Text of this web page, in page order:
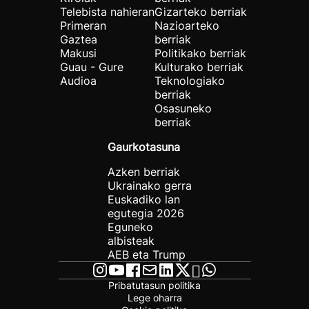
Telebista nahieran
Primeran
Gaztea
Makusi
Guau - Gure
Audioa
Gizarteko berriak
Nazioarteko
berriak
Politikako berriak
Kulturako berriak
Teknologiako
berriak
Osasuneko
berriak
Gaurkotasuna
Azken berriak
Ukrainako gerra
Euskadiko lan
egutegia 2026
Eguneko
albisteak
AEB eta Trump
Pribatutasun politika
Lege oharra